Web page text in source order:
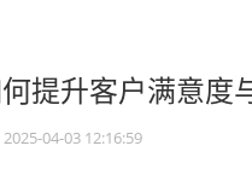
提升客户满意度
2025-04-03 12:16:59